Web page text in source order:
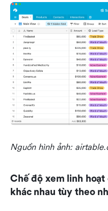
Nguồn hình ảnh:
Chế độ xem linh
khác nhau tùy theo